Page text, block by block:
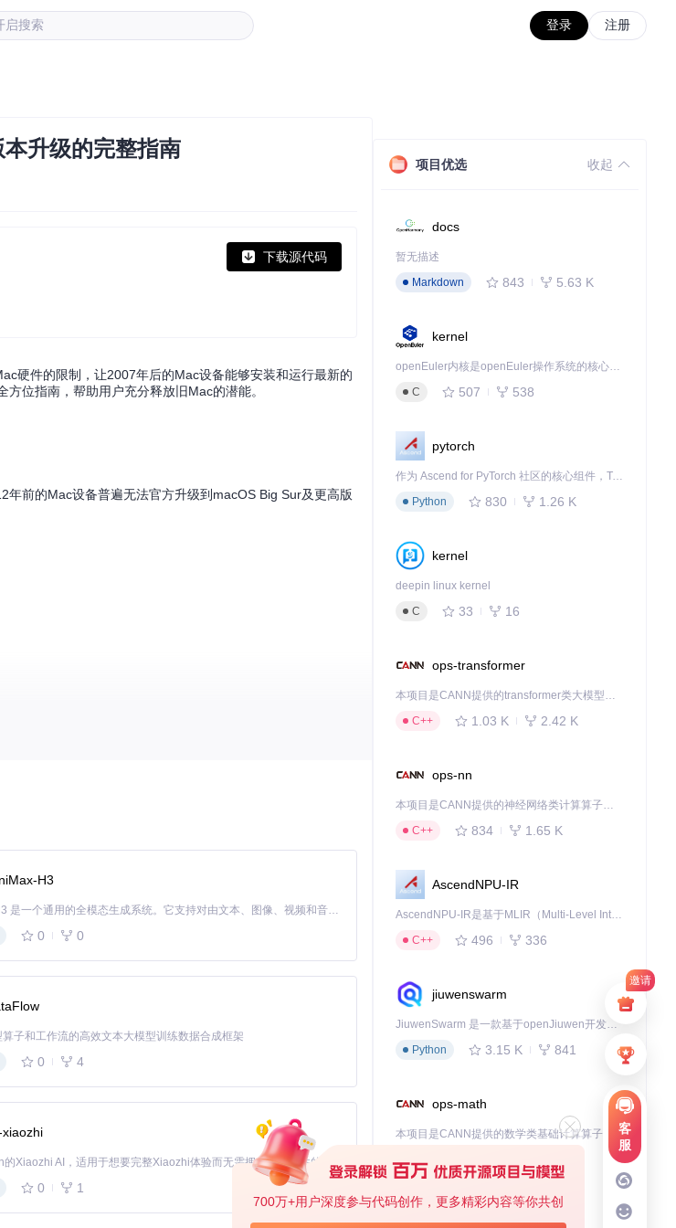
启搜索 登录 注册
邀请
客
服
700万+用户深度参与代码创作，更多精彩内容等你共创
升级的完整指南
下载源代码
硬件的限制，让2007年后的Mac设备能够安装和运行最新的
位指南，帮助用户充分释放旧Mac的潜能。
前的Mac设备普遍无法官方升级到macOS Big Sur及更高版
H3
MiniMax H3 是一个通用的全模态生成系统。它支持对由文本、图像、视频和音频组成的多模态上下文进行统一理解，并能生成分辨率高达 2K、时长可达 15 秒的带原生立体声音频的视频。得益于面向任务泛化的系统设计，H3 在预训练阶段就已具备广泛的多模态上下文理解与生成能力，能够出色地执行复杂的多模态指令。
0 0
算子和工作流的高效文本大模型训练数据合成框架
0 4
xiaozhi
基于Python的Xiaozhi AI，适用于想要完整Xiaozhi体验而无需拥有专用硬件的用户。
0 1
项目优选 收起
docs
暂无描述
Markdown
843 5.63 K
kernel
openEuler内核是openEuler操作系统的核心，既是系统性能与稳定性的基石，也是连接处理器、设备与服务的桥梁。
C
507 538
pytorch
作为 Ascend for PyTorch 社区的核心组件，TorchNPU 是昇腾专为 PyTorch 打造的深度学习适配插件，使 PyTorch 框架能够直接调用昇腾 NPU，为开发者提供昇腾 AI 处理器的超强算力。
Python
830 1.26 K
kernel
deepin linux kernel
C
33 16
ops-transformer
本项目是CANN提供的transformer类大模型算子库，实现网络在NPU上加速计算。
C++
1.03 K 2.42 K
ops-nn
本项目是CANN提供的神经网络类计算算子库，实现网络在NPU上加速计算。
C++
834 1.65 K
AscendNPU-IR
AscendNPU-IR是基于MLIR（Multi-Level Intermediate Representation）构建的，面向昇腾亲和算子编译时使用的中间表示，提供昇腾完备表达能力，通过编译优化提升昇腾AI处理器计算效率，支持通过生态框架使能昇腾AI处理器与深度调优
C++
496 336
jiuwenswarm
JiuwenSwarm 是一款基于openJiuwen开发的智能AI Agent，它能够将大语言模型的强大能力，通过你日常使用的各类通讯应用，直接延伸至你的指尖。
Python
3.15 K 841
ops-math
C++
deveco-code